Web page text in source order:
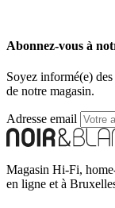
Abonnez-vous à
Soyez informé(e)
de notre magasin.
Adresse email
Magasin Hi-Fi,
en ligne et à